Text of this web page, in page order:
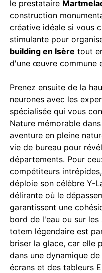
le prestataire
construction
créative idéale si vous
stimulante pour
building en Isère tout
d'une œuvre commune
Prenez ensuite de la
neurones avec les
spécialisée qui vous
Nature mémorable
aventure en pleine
vie de bureau pour
départements. Pour
compétiteurs
déploie son célèbre Y-
délirante où le
garantissent une
bord de l'eau ou sur
totem légendaire est
briser la glace, car elle
dans une dynamique
écrans et des tableurs